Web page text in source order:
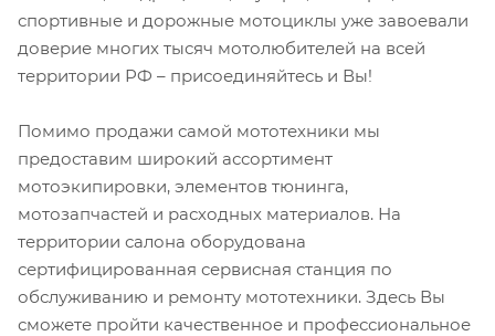
спортивные и дорожные мотоциклы уже завоевали
доверие многих тысяч мотолюбителей на всей
территории РФ – присоединяйтесь и Вы!
Помимо продажи самой мототехники мы
предоставим широкий ассортимент
мотоэкипировки, элементов тюнинга,
мотозапчастей и расходных материалов. На
территории салона оборудована
сертифицированная сервисная станция по
обслуживанию и ремонту мототехники. Здесь Вы
сможете пройти качественное и профессиональное